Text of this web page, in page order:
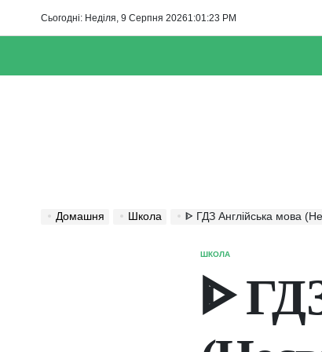
Сьогодні: Неділя, 9 Серпня 20261 :01 :23 PM
Домашня Школа ᐈ ГДЗ Англійська мова
ОПУБЛІКУВАТИ
ШКОЛА
ᐈ